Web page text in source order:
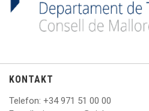
KONTAKT
Telefon: +34 971 51 00 00